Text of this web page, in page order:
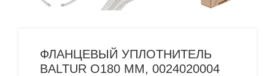
ФЛАНЦЕВЫЙ УПЛОТНИТЕЛЬ
BALTUR O180 ММ, 0024020004